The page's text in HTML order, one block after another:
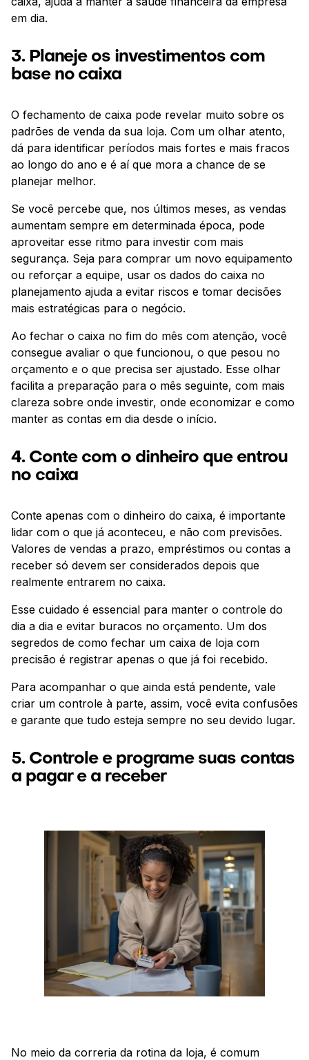
em dia.
3. Planeje os investimentos com
base no caixa
O fechamento de caixa pode revelar muito sobre os
padrões de venda da sua loja. Com um olhar atento,
dá para identificar períodos mais fortes e mais fracos
ao longo do ano e é aí que mora a chance de se
planejar melhor.
Se você percebe que, nos últimos meses, as vendas
aumentam sempre em determinada época, pode
aproveitar esse ritmo para investir com mais
segurança. Seja para comprar um novo equipamento
ou reforçar a equipe, usar os dados do caixa no
planejamento ajuda a evitar riscos e tomar decisões
mais estratégicas para o negócio.
Ao fechar o caixa no fim do mês com atenção, você
consegue avaliar o que funcionou, o que pesou no
orçamento e o que precisa ser ajustado. Esse olhar
facilita a preparação para o mês seguinte, com mais
clareza sobre onde investir, onde economizar e como
manter as contas em dia desde o início.
4. Conte com o dinheiro que entrou
no caixa
Conte apenas com o dinheiro do caixa, é importante
lidar com o que já aconteceu, e não com previsões.
Valores de vendas a prazo, empréstimos ou contas a
receber só devem ser considerados depois que
realmente entrarem no caixa.
Esse cuidado é essencial para manter o controle do
dia a dia e evitar buracos no orçamento. Um dos
segredos de como fechar um caixa de loja com
precisão é registrar apenas o que já foi recebido.
Para acompanhar o que ainda está pendente, vale
criar um controle à parte, assim, você evita confusões
e garante que tudo esteja sempre no seu devido lugar.
5. Controle e programe suas contas
a pagar e a receber
No meio da correria da rotina da loja, é comum